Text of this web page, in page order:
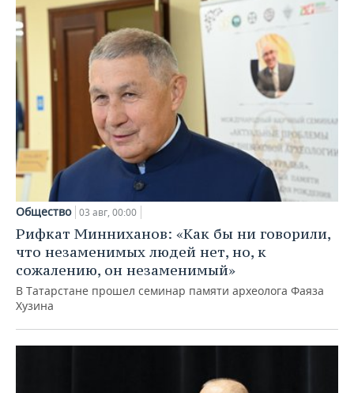
Общество 03 авг, 00:00
Рифкат Минниханов: «Как бы ни говорили,
что незаменимых людей нет, но, к
сожалению, он незаменимый»
В Татарстане прошел семинар памяти археолога Фаяза
Хузина